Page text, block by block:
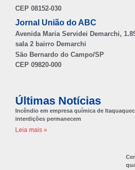
CEP 08152-030
Jornal União do ABC
Avenida Maria Servidei Demarchi,
sala 2 bairro Demarchi
São Bernardo do Campo/SP
CEP 09820-000
Últimas Notícias
Incêndio em empresa química de
interdições permanecem
Leia mais »